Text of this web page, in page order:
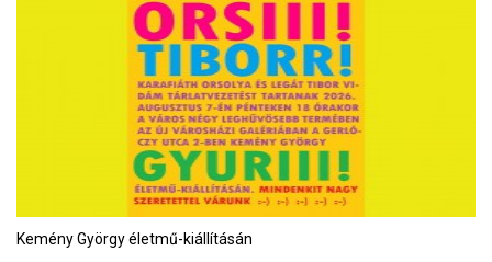
Kemény György életmű-kiállításán